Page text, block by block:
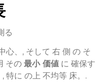
心、, そして 右 側 の そ
その 最小 価値 に 確保す
, 特に の上 不均等 床。.